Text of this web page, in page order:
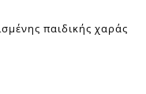
παιδικής χαράς